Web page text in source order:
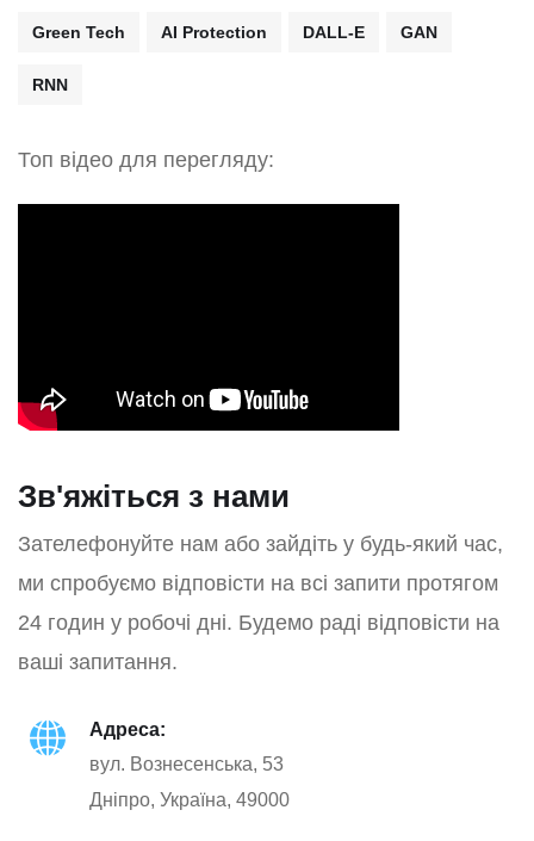
Green Tech AI Protection DALL-E GAN
RNN
Топ відео для перегляду:
Зв'яжіться з нами
Зателефонуйте нам або зайдіть у будь-який час,
ми спробуємо відповісти на всі запити протягом
24 годин у робочі дні. Будемо раді відповісти на
ваші запитання.
Адреса:
вул. Вознесенська, 53
Дніпро, Україна, 49000